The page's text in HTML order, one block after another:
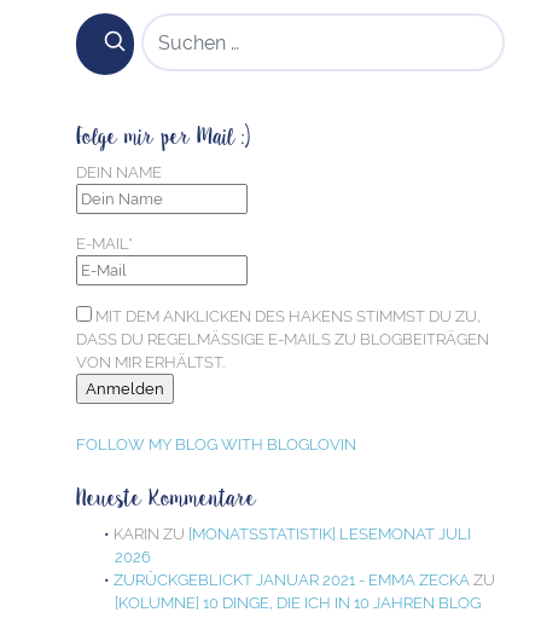
SUCHEN NACH:
Folge mir per Mail :)
DEIN NAME
E-MAIL*
MIT DEM ANKLICKEN DES HAKENS STIMMST DU ZU,
DASS DU REGELMÄSSIGE E-MAILS ZU BLOGBEITRÄGEN V
ON MIR ERHÄLTST.
FOLLOW MY BLOG WITH BLOGLOVIN
Neueste Kommentare
KARIN ZU [MONATSSTATISTIK] LESEMONAT JULI
2026
ZURÜCKGEBLICKT JANUAR 2021 - EMMA ZECKA ZU
[KOLUMNE] 10 DINGE, DIE ICH IN 10 JAHREN BLOG